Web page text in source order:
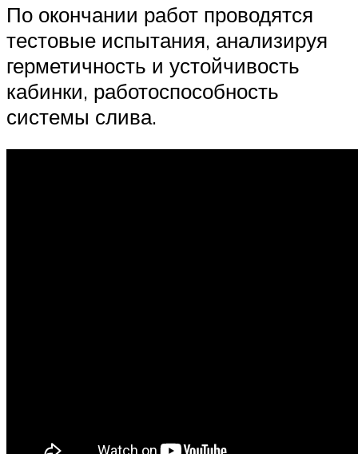
По окончании работ проводятся
тестовые испытания, анализируя
герметичность и устойчивость
кабинки, работоспособность
системы слива.